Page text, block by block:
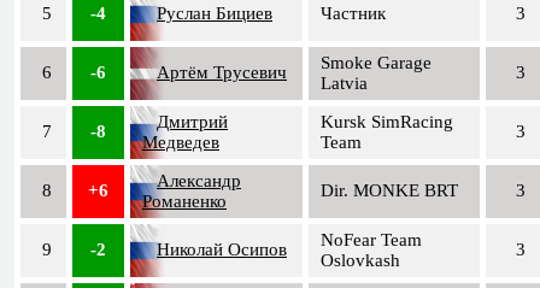
5 -4 Руслан Бициев Частник 3
6 -6 Артём Трусевич
Smoke Garage
Latvia
3
7 -8
Дмитрий
Медведев
Kursk SimRacing
Team
3
8 +6
Александр
Романенко
Dir. MONKE BRT 3
9 -2 Николай Осипов
NoFear Team
Oslovkash
3